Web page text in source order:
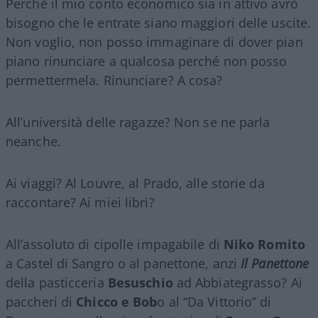
bisogno che le entrate siano maggiori delle uscite.
Non voglio, non posso immaginare di dover pian
piano rinunciare a qualcosa perché non posso
permettermela. Rinunciare? A cosa?
All’università delle ragazze? Non se ne parla
neanche.
Ai viaggi? Al Louvre, al Prado, alle storie da
raccontare? Ai miei libri?
All’assoluto di cipolle impagabile di Niko Romito
a Castel di Sangro o al panettone, anzi Il Panettone
della pasticceria Besuschio ad Abbiategrasso? Ai
paccheri di Chicco e Bobo al “Da Vittorio” di